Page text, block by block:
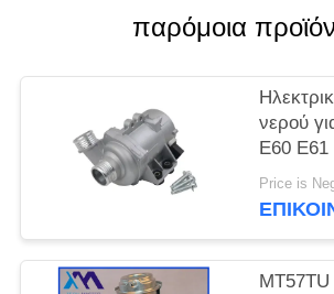
ΠΡΟΣΦΟΡΆ
ΙΣΤΌΤΟΠΟΥ
ΠΟΛΙΤΙΚΉ
παρόμοια
νερού
E60
Price is
MT57TU